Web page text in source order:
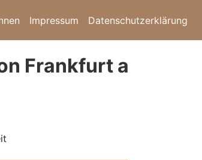
Impressum Datenschutzerklärung
Frankfurt a